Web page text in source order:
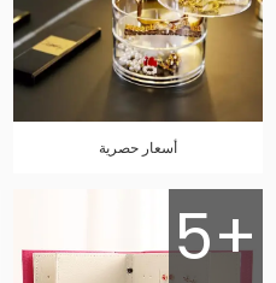
أسعار حصرية
5+